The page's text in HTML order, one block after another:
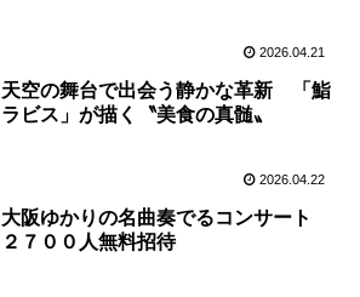
2026.04.21
天空の舞台で出会う静かな革新 「鮨
ラビス」が描く〝美食の真髄〟
2026.04.22
大阪ゆかりの名曲奏でるコンサート
２７００人無料招待